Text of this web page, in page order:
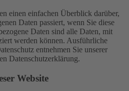
einen einfachen Überblick darüber,
Daten passiert, wenn Sie diese
Daten sind alle Daten, mit
werden können. Ausführliche
entnehmen Sie unserer
Datenschutzerklärung.
Website